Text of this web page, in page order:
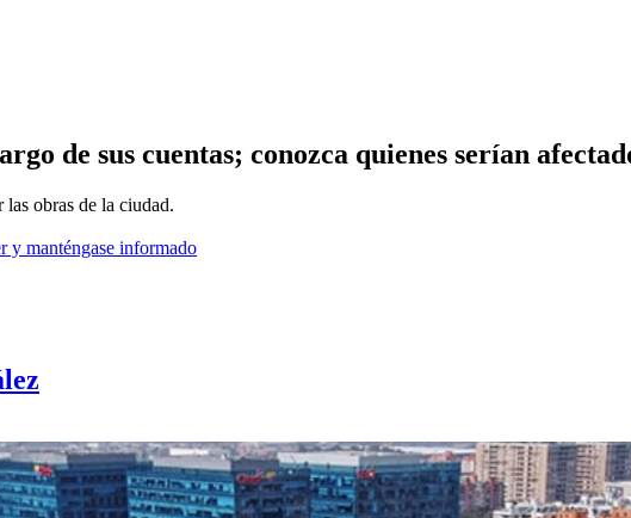
de sus cuentas; conozca quienes serían
obras de la ciudad.
y manténgase informado